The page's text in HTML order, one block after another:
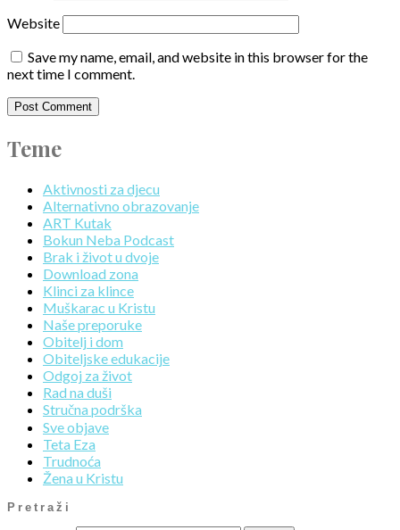
Website
Save my name, email, and website in this browser for the
next time I comment.
Teme
Aktivnosti za djecu
Alternativno obrazovanje
ART Kutak
Bokun Neba Podcast
Brak i život u dvoje
Download zona
Klinci za klince
Muškarac u Kristu
Naše preporuke
Obitelj i dom
Obiteljske edukacije
Odgoj za život
Rad na duši
Stručna podrška
Sve objave
Teta Eza
Trudnoća
Žena u Kristu
Pretraži